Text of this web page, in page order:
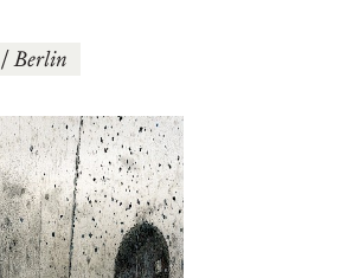
/Berlin